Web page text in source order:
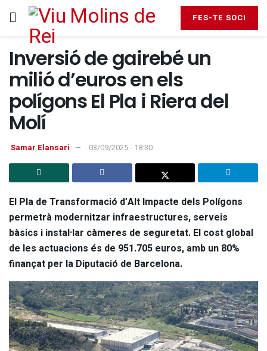
FES-TE SOCI
Inversió de gairebé un
milió d’euros en els
polígons El Pla i Riera del
Molí
Samar Elansari 03/09/2025 - 18:30
El Pla de Transformació d’Alt Impacte dels Polígons
permetrà modernitzar infraestructures, serveis
bàsics i instal·lar càmeres de seguretat. El cost global
de les actuacions és de 951.705 euros, amb un 80%
finançat per la Diputació de Barcelona.